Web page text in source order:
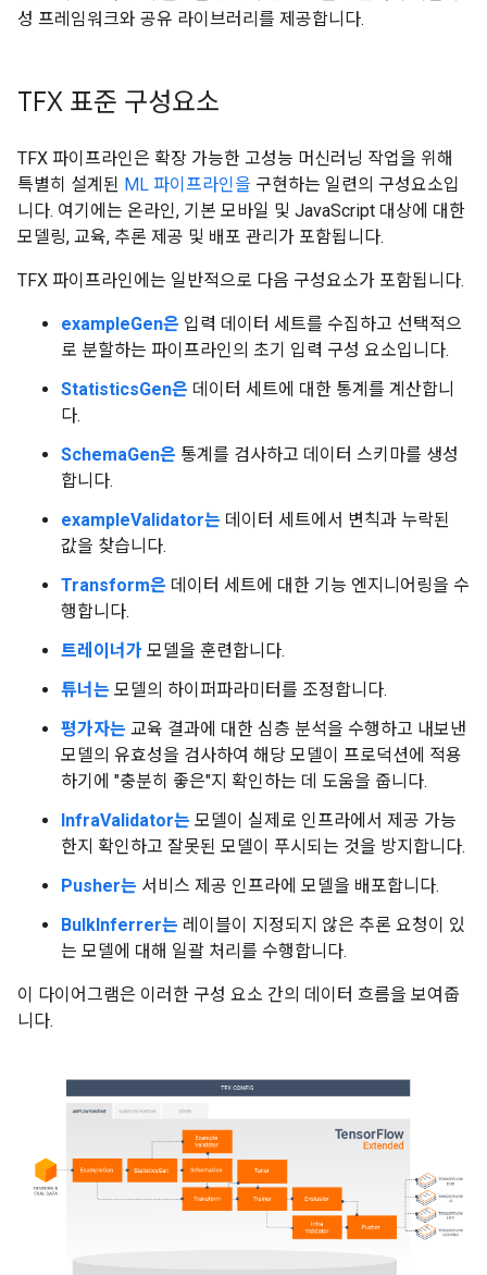
성 프레임워크와 공유 라이브러리를 제공합니다.
TFX 표준 구성요소
TFX 파이프라인은 확장 가능한 고성능 머신러닝 작업을 위해
특별히 설계된 ML 파이프라인을 구현하는 일련의 구성요소입
니다. 여기에는 온라인, 기본 모바일 및 JavaScript 대상에 대한
모델링, 교육, 추론 제공 및 배포 관리가 포함됩니다.
TFX 파이프라인에는 일반적으로 다음 구성요소가 포함됩니다.
exampleGen은 입력 데이터 세트를 수집하고 선택적으
로 분할하는 파이프라인의 초기 입력 구성 요소입니다.
StatisticsGen은 데이터 세트에 대한 통계를 계산합니
다.
SchemaGen은 통계를 검사하고 데이터 스키마를 생성
합니다.
exampleValidator는 데이터 세트에서 변칙과 누락된
값을 찾습니다.
Transform은 데이터 세트에 대한 기능 엔지니어링을 수
행합니다.
트레이너가 모델을 훈련합니다.
튜너는 모델의 하이퍼파라미터를 조정합니다.
평가자는 교육 결과에 대한 심층 분석을 수행하고 내보낸
모델의 유효성을 검사하여 해당 모델이 프로덕션에 적용
하기에 "충분히 좋은"지 확인하는 데 도움을 줍니다.
InfraValidator는 모델이 실제로 인프라에서 제공 가능
한지 확인하고 잘못된 모델이 푸시되는 것을 방지합니다.
Pusher는 서비스 제공 인프라에 모델을 배포합니다.
BulkInferrer는 레이블이 지정되지 않은 추론 요청이 있
는 모델에 대해 일괄 처리를 수행합니다.
이 다이어그램은 이러한 구성 요소 간의 데이터 흐름을 보여줍
니다.